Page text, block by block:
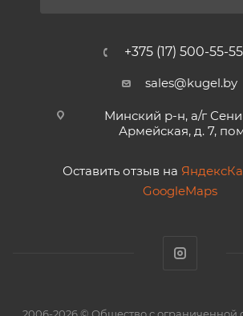
+375 (17) 500-55-55
sales@kugel.by
Минский р-н, а/г
Армейская, д. 7,
Оставить отзыв на
GoogleMaps